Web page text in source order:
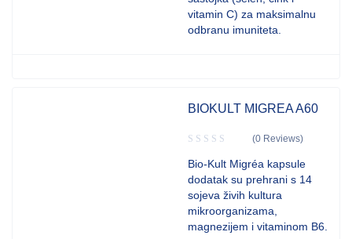
vitamin C) za maksimalnu
odbranu imuniteta.
BIOKULT MIGREA A60
(0 Reviews)
Bio-Kult Migréa kapsule
dodatak su prehrani s 14
sojeva živih kultura
mikroorganizama,
magnezijem i vitaminom B6.